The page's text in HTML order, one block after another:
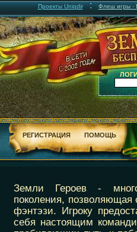
Проекты Uniqdir : Флеш игры -
РЕГИСТРАЦИЯ ПОМОЩЬ